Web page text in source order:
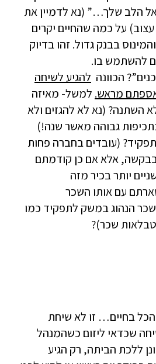
אל הלב שלך…” (נא לדמיין את
על כמה שהחיים יקרים
בבנק גדול. זהו בדיוק
להשתמש בו.
הכוונה להגיע לשיחה
מראש. למשל- מאיזה
השתנה? (נא לא להגזים ולא
גבוהה מאשר שנה!)
(עובדים בחברה פחות
אלא אם כן קודמתם
יותר בכיר מזה
עם אותו השכר
הנהוג במשק לתפקיד כמו
שכר)?
בחיים… זו לא שיחת
שכדאי ליזום כשהמנהל
ללכת הביתה, רק הגיע